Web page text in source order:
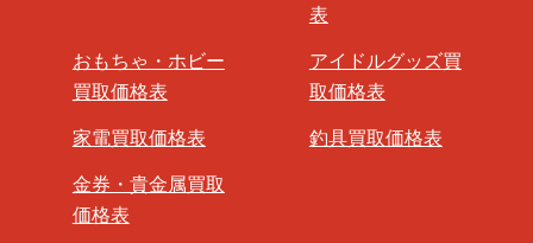
表
おもちゃ・ホビー
買取価格表
アイドルグッズ買
取価格表
家電買取価格表 釣具買取価格表
金券・貴金属買取
価格表